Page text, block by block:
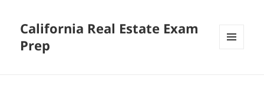
California Real Estate Exam
Prep